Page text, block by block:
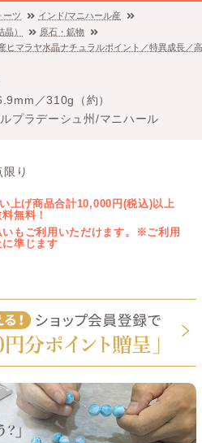
ーツ
インド/マニハール産
）
原石・鉱物
ヒマラヤ水晶ナチュラルポイント／特異成長／
／310g（約）
プラデーシュ州/マニハール
限り
上げ商品合計10,000円(税込)以上
無料！
もご利用いただけます。※ご利用
準じます